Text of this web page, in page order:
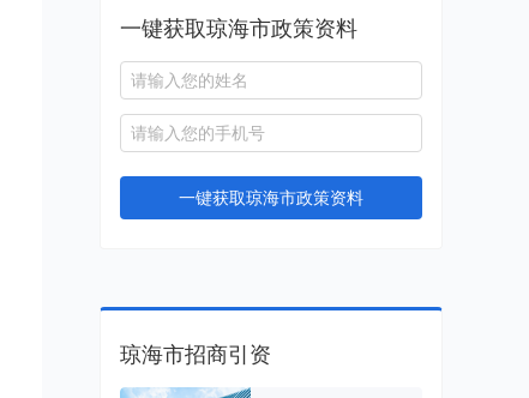
一键获取琼海市政策资料
一键获取琼海市政策资料
琼海市招商引资